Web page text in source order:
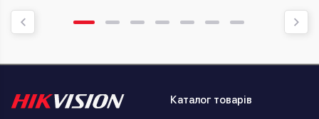
Каталог товарів